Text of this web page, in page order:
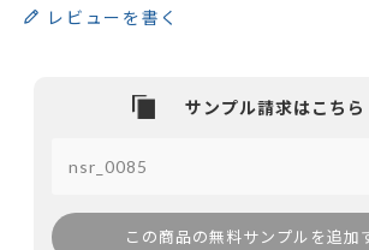
レビューを書く
この商品の無料サンプルを追加